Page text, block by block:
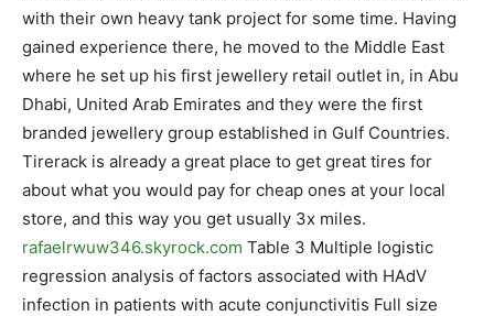
with their own heavy tank project for some time. Having
gained experience there, he moved to the Middle East
where he set up his first jewellery retail outlet in, in Abu
Dhabi, United Arab Emirates and they were the first
branded jewellery group established in Gulf Countries.
Tirerack is already a great place to get great tires for
about what you would pay for cheap ones at your local
store, and this way you get usually 3x miles.
rafaelrwuw346.skyrock.com Table 3 Multiple logistic
regression analysis of factors associated with HAdV
infection in patients with acute conjunctivitis Full size